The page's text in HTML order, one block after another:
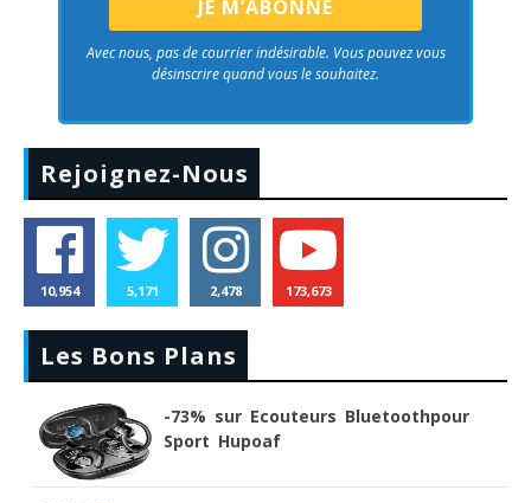
Avec nous, pas de courrier indésirable. Vous pouvez vous
désinscrire quand vous le souhaitez.
Rejoignez-Nous
10,954 5,171 2,478 173,673
Les Bons Plans
-73% sur Ecouteurs Bluetoothpour
Sport Hupoaf